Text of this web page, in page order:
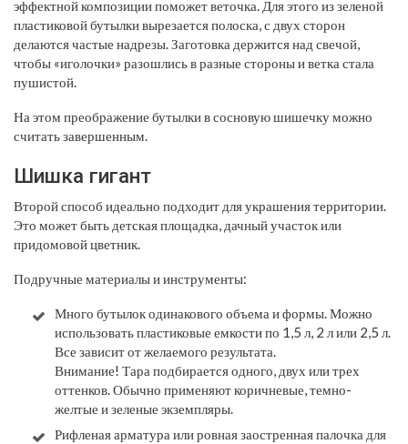
эффектной композиции поможет веточка. Для этого из зеленой
пластиковой бутылки вырезается полоска, с двух сторон
делаются частые надрезы. Заготовка держится над свечой,
чтобы «иголочки» разошлись в разные стороны и ветка стала
пушистой.
На этом преображение бутылки в сосновую шишечку можно
считать завершенным.
Шишка гигант
Второй способ идеально подходит для украшения территории.
Это может быть детская площадка, дачный участок или
придомовой цветник.
Подручные материалы и инструменты:
Много бутылок одинакового объема и формы. Можно
использовать пластиковые емкости по 1,5 л, 2 л или 2,5 л.
Все зависит от желаемого результата.
​Внимание! Тара подбирается одного, двух или трех
оттенков. Обычно применяют коричневые, темно-
желтые и зеленые экземпляры.
Рифленая арматура или ровная заостренная палочка для